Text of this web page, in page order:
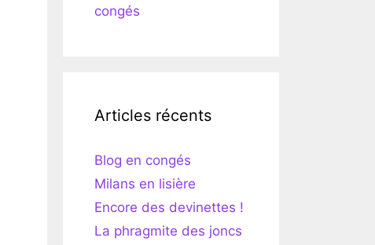
congés
Articles récents
Blog en congés
Milans en lisière
Encore des devinettes !
La phragmite des joncs